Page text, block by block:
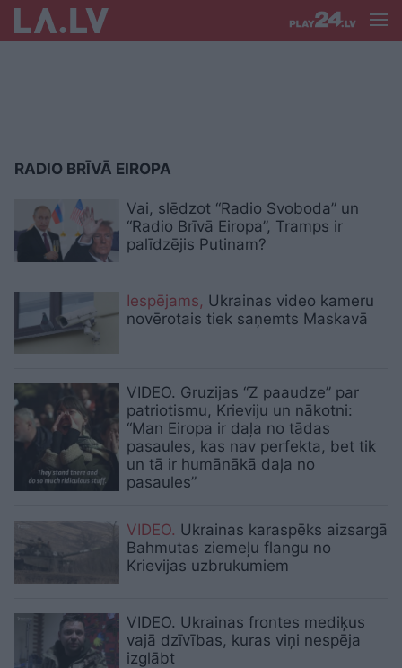
RADIO BRĪVĀ EIROPA
Vai, slēdzot “Radio Svoboda” un
“Radio Brīvā Eiropa”, Tramps ir
palīdzējis Putinam?
Iespējams, Ukrainas video kameru
novērotais tiek saņemts Maskavā
VIDEO. Gruzijas “Z paaudze” par
patriotismu, Krieviju un nākotni:
“Man Eiropa ir daļa no tādas
pasaules, kas nav perfekta, bet tik
un tā ir humānākā daļa no
pasaules”
VIDEO. Ukrainas karaspēks aizsargā
Bahmutas ziemeļu flangu no
Krievijas uzbrukumiem
VIDEO. Ukrainas frontes mediķus
vajā dzīvības, kuras viņi nespēja
izglābt